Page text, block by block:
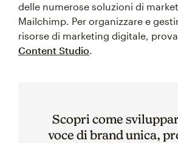
delle numerose soluzioni di
Mailchimp. Per organizzare e
risorse di marketing digitale,
Content Studio.
Scopri come
voce di brand unica,